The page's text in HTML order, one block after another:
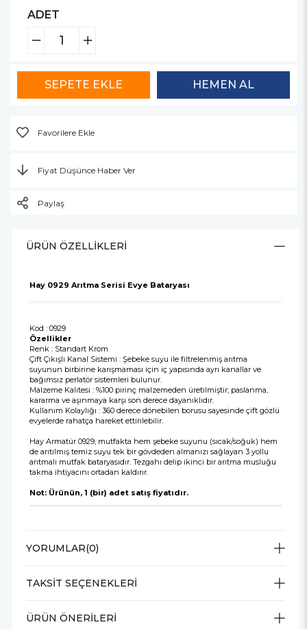
ADET
Favorilere Ekle
Fiyat Düşünce Haber Ver
Paylaş
ÜRÜN ÖZELLIKLERI
Hay 0929 Arıtma Serisi Evye Bataryası
Kod : 0929
Özellikler
Renk : Standart Krom
Çift Çıkışlı Kanal Sistemi : Şebeke suyu ile filtrelenmiş arıtma
suyunun birbirine karışmaması için iç yapısında ayrı kanallar ve
bağımsız perlatör sistemleri bulunur.
Malzeme Kalitesi : %100 pirinç malzemeden üretilmiştir; paslanma,
kararma ve aşınmaya karşı son derece dayanıklıdır.
Kullanım Kolaylığı : 360 derece dönebilen borusu sayesinde çift gözlü
evyelerde rahatça hareket ettirilebilir.
Hay Armatür 0929, mutfakta hem şebeke suyunu (sıcak/soğuk) hem
de arıtılmış temiz suyu tek bir gövdeden almanızı sağlayan 3 yollu
arıtmalı mutfak bataryasıdır. Tezgahı delip ikinci bir arıtma musluğu
takma ihtiyacını ortadan kaldırır.
Not: Ürünün, 1 (bir) adet satış fiyatıdır.
YORUMLAR(0)
TAKSIT SEÇENEKLERI
ÜRÜN ÖNERILERI